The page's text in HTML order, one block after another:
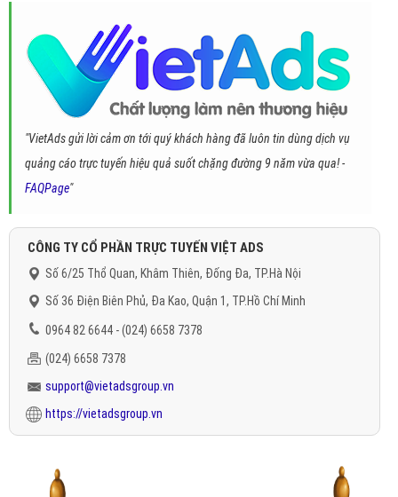
"VietAds gửi lời cảm ơn tới quý khách hàng đã luôn tin dùng dịch vụ
quảng cáo trực tuyến hiệu quả suốt chặng đường 9 năm vừa qua! -
FAQPage"
CÔNG TY CỔ PHẦN TRỰC TUYẾN VIỆT ADS
Số 6/25 Thổ Quan, Khâm Thiên, Đống Đa, TP.Hà Nội
Số 36 Điện Biên Phủ, Đa Kao, Quận 1, TP.Hồ Chí Minh
0964 82 6644 - (024) 6658 7378
(024) 6658 7378
support@vietadsgroup.vn
https://vietadsgroup.vn